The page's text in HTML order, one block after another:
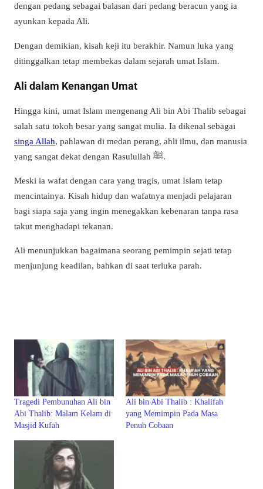
dengan pedang sebagai balasan dari pedang beracun yang ia
ayunkan kepada Ali.
Dengan demikian, kisah keji itu berakhir. Namun luka yang
ditinggalkan tetap membekas dalam sejarah umat Islam.
Ali dalam Kenangan Umat
Hingga kini, umat Islam mengenang Ali bin Abi Thalib sebagai
salah satu tokoh besar yang sangat mulia. Ia dikenal sebagai
singa Allah, pahlawan di medan perang, ahli ilmu, dan manusia
yang sangat dekat dengan Rasulullah ﷺ.
Meski ia wafat dengan cara yang tragis, umat Islam tetap
mencintainya. Kisah hidup dan wafatnya menjadi pelajaran
bagi siapa saja yang ingin menegakkan kebenaran tanpa rasa
takut menghadapi tekanan.
Ali menunjukkan bagaimana seorang pemimpin sejati tetap
menjunjung keadilan, bahkan di saat terluka parah.
Tragedi Pembunuhan Ali bin
Abi Thalib: Malam Kelam di
Masjid Kufah
Ali bin Abi Thalib : Khalifah
yang Memimpin Pada Masa
Penuh Cobaan